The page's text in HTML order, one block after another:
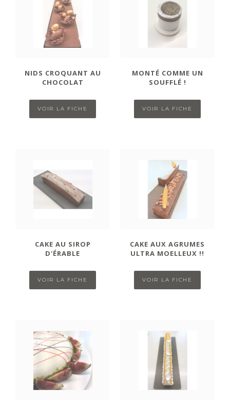
NIDS CROQUANT AU
CHOCOLAT
VOIR LA FICHE
MONTÉ COMME UN
SOUFFLÉ !
VOIR LA FICHE
CAKE AU SIROP
D'ÉRABLE
VOIR LA FICHE
CAKE AUX AGRUMES
ULTRA MOELLEUX !!
VOIR LA FICHE